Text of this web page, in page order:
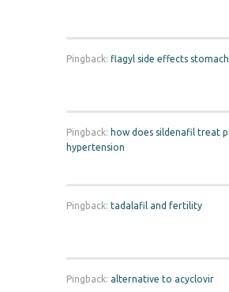
Pingback: flagyl side effects
Pingback: how does sildenafil treat
hypertension
Pingback: tadalafil and fertility
Pingback: alternative to acyclovir